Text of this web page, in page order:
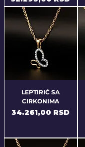
LEPTIRIĆ SA
CIRKONIMA
Price
34.261,00 RSD